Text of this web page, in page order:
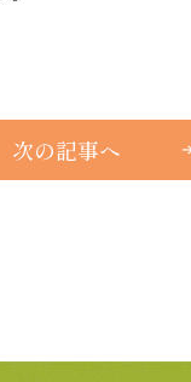
次の記事へ